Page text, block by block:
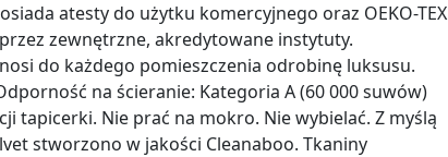
atesty do użytku komercyjnego oraz OEKO-TEX
zewnętrzne, akredytowane instytuty.
do każdego pomieszczenia odrobinę luksusu.
na ścieranie: Kategoria A (60 000 suwów)
tapicerki. Nie prać na mokro. Nie wybielać. Z myślą
stworzono w jakości Cleanaboo. Tkaniny